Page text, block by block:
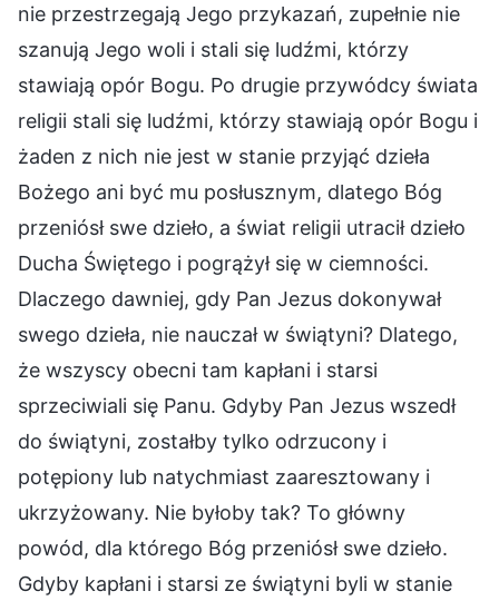
nie przestrzegają Jego przykazań, zupełnie nie
szanują Jego woli i stali się ludźmi, którzy
stawiają opór Bogu. Po drugie przywódcy świata
religii stali się ludźmi, którzy stawiają opór Bogu i
żaden z nich nie jest w stanie przyjąć dzieła
Bożego ani być mu posłusznym, dlatego Bóg
przeniósł swe dzieło, a świat religii utracił dzieło
Ducha Świętego i pogrążył się w ciemności.
Dlaczego dawniej, gdy Pan Jezus dokonywał
swego dzieła, nie nauczał w świątyni? Dlatego,
że wszyscy obecni tam kapłani i starsi
sprzeciwiali się Panu. Gdyby Pan Jezus wszedł
do świątyni, zostałby tylko odrzucony i
potępiony lub natychmiast zaaresztowany i
ukrzyżowany. Nie byłoby tak? To główny
powód, dla którego Bóg przeniósł swe dzieło.
Gdyby kapłani i starsi ze świątyni byli w stanie